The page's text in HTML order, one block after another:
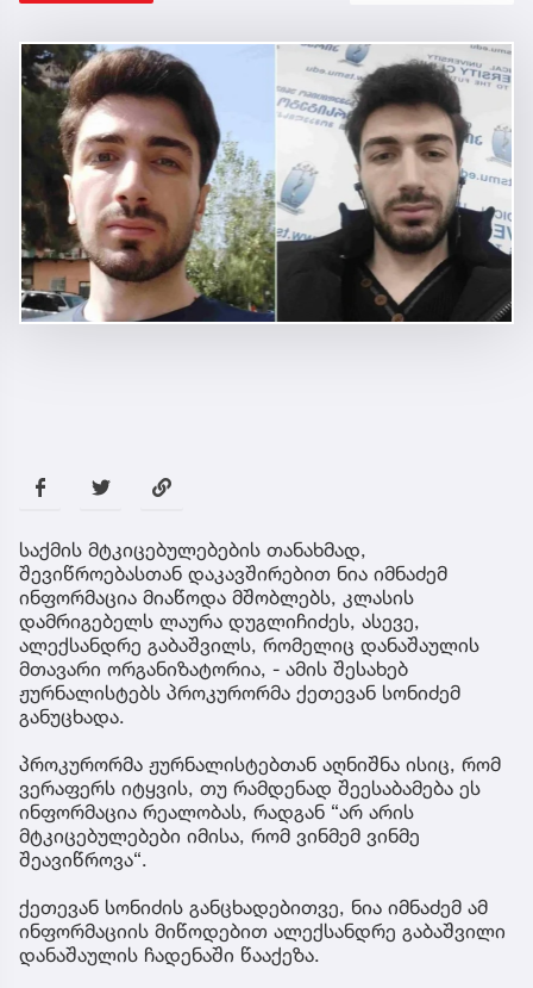
საქმის მტკიცებულებების თანახმად,
შევიწროებასთან დაკავშირებით ნია იმნაძემ
ინფორმაცია მიაწოდა მშობლებს, კლასის
დამრიგებელს ლაურა დუგლიჩიძეს, ასევე,
ალექსანდრე გაბაშვილს, რომელიც დანაშაულის
მთავარი ორგანიზატორია, - ამის შესახებ
ჟურნალისტებს პროკურორმა ქეთევან სონიძემ
განუცხადა.
პროკურორმა ჟურნალისტებთან აღნიშნა ისიც, რომ
ვერაფერს იტყვის, თუ რამდენად შეესაბამება ეს
ინფორმაცია რეალობას, რადგან “არ არის
მტკიცებულებები იმისა, რომ ვინმემ ვინმე
შეავიწროვა“.
ქეთევან სონიძის განცხადებითვე, ნია იმნაძემ ამ
ინფორმაციის მიწოდებით ალექსანდრე გაბაშვილი
დანაშაულის ჩადენაში წააქეზა.